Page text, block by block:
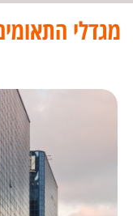
מגדלי